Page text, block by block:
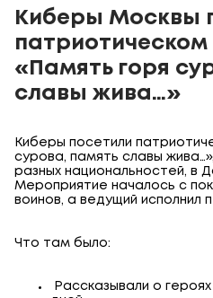
Киберы Москвы
патриотическом
«Память горя
славы жива…»
Киберы посетили
сурова, память славы
разных национальностей, в
Мероприятие началось с
воинов, а ведущий
Что там было:
Рассказывали о